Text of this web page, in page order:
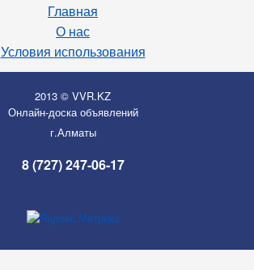
Главная
О нас
Условия использования
2013 © VVR.KZ
Онлайн-доска объявлений
г.Алматы
8 (727) 247-06-17